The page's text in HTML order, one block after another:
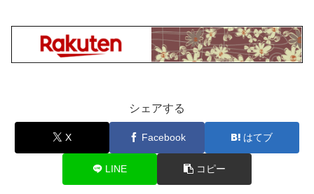
シェアする
X Facebook はてブ
LINE コピー